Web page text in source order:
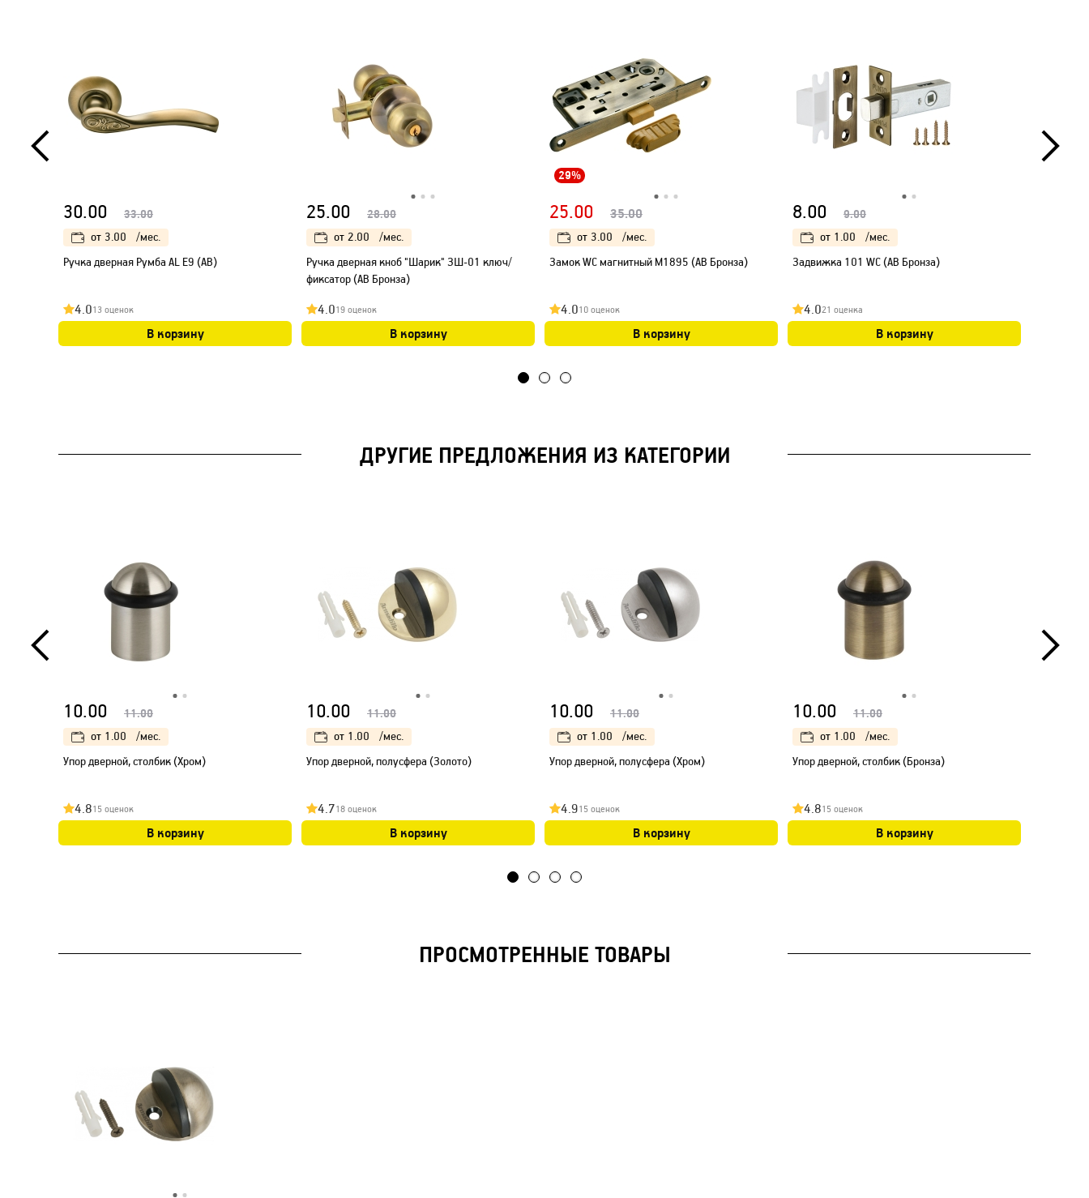
30.00 33.00
от 3.00
/мес.
Ручка дверная Румба AL E9 (AB)
4.013 оценок
В корзину
25.00 28.00
от 2.00
/мес.
Ручка дверная кноб "Шарик" ЗШ-01 ключ/
фиксатор (AB Бронза)
4.019 оценок
В корзину
29%
25.00 35.00
от 3.00
/мес.
Замок WC магнитный М1895 (AB Бронза)
4.010 оценок
В корзину
8.00 9.00
от 1.00
/мес.
Задвижка 101 WC (AB Бронза)
4.021 оценка
В корзину
ДРУГИЕ ПРЕДЛОЖЕНИЯ ИЗ КАТЕГОРИИ
10.00 11.00
от 1.00
/мес.
Упор дверной, столбик (Хром)
4.815 оценок
В корзину
10.00 11.00
от 1.00
/мес.
Упор дверной, полусфера (Золото)
4.718 оценок
В корзину
10.00 11.00
от 1.00
/мес.
Упор дверной, полусфера (Хром)
4.915 оценок
В корзину
10.00 11.00
от 1.00
/мес.
Упор дверной, столбик (Бронза)
4.815 оценок
В корзину
ПРОСМОТРЕННЫЕ ТОВАРЫ